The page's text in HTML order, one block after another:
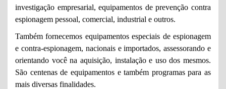
investigação empresarial, equipamentos de prevenção contra
espionagem pessoal, comercial, industrial e outros.
Também fornecemos equipamentos especiais de espionagem
e contra-espionagem, nacionais e importados, assessorando e
orientando você na aquisição, instalação e uso dos mesmos.
São centenas de equipamentos e também programas para as
mais diversas finalidades.